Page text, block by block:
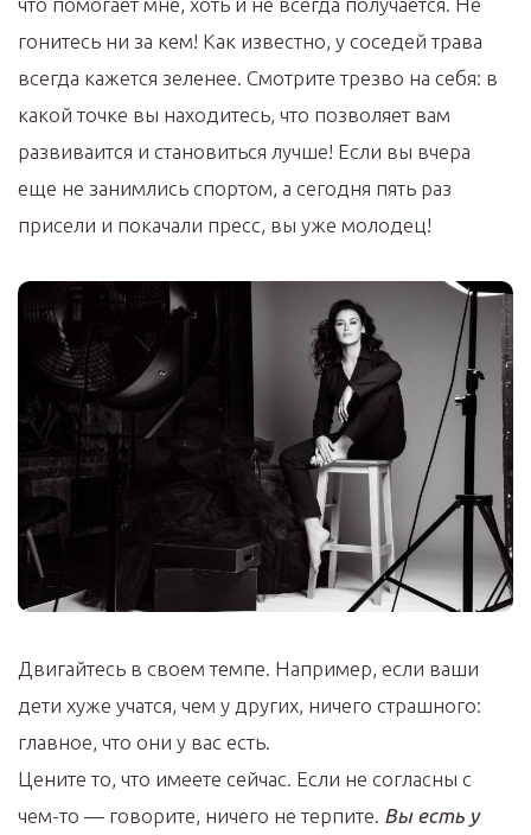
гонитесь ни за кем! Как известно, у соседей трава
всегда кажется зеленее. Смотрите трезво на себя: в
какой точке вы находитесь, что позволяет вам
развиваится и становиться лучше! Если вы вчера
еще не занимлись спортом, а сегодня пять раз
присели и покачали пресс, вы уже молодец!
Двигайтесь в своем темпе. Например, если ваши
дети хуже учатся, чем у других, ничего страшного:
главное, что они у вас есть.
Цените то, что имеете сейчас. Если не согласны с
чем-то — говорите, ничего не терпите. Вы есть у